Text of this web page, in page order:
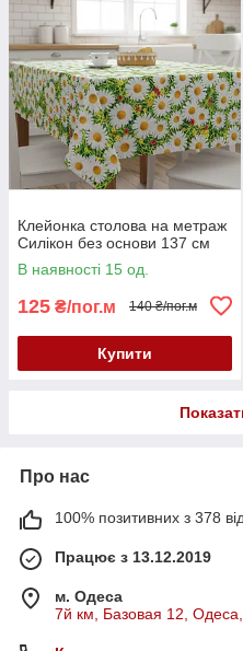
Клейонка столова на метраж
Силікон без основи 137 см
В наявності 15 од.
125 ₴/пог.м 140 ₴/пог.м
Купити
Про нас
100% позитивних з 378
Працює з 13.12.2019
м. Одеса
7й км, Базовая 12, Одеса,